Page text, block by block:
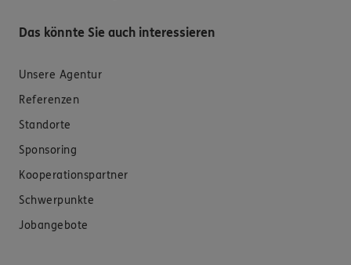
Das könnte Sie auch interessieren
Unsere Agentur
Referenzen
Standorte
Sponsoring
Kooperationspartner
Schwerpunkte
Jobangebote